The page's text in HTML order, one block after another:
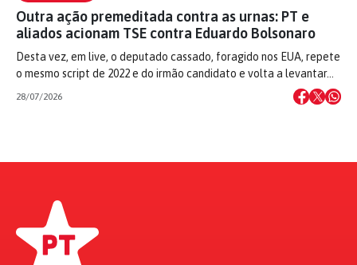
Outra ação premeditada contra as urnas: PT e
aliados acionam TSE contra Eduardo Bolsonaro
Desta vez, em live, o deputado cassado, foragido nos EUA, repete
o mesmo script de 2022 e do irmão candidato e volta a levantar…
28/07/2026